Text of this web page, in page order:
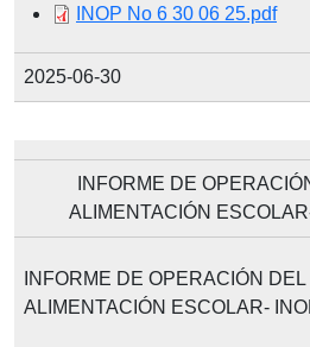
Document
INOP No 6 30 06 25.pdf
2025-06-30
INFORME DE
ALIMENTACIÓN
INFORME DE OPERACIÓN
ALIMENTACIÓN ESCOLAR-